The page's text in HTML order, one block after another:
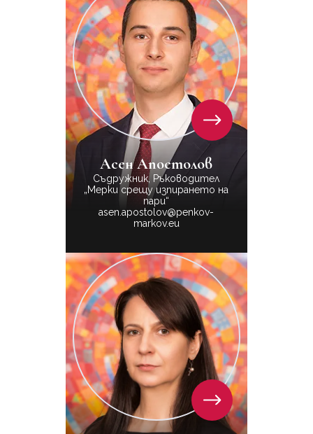
Асен Апостолов
Съдружник, Ръководител
„Мерки срещу изпирането на
пари“
asen.apostolov@penkov-
markov.eu